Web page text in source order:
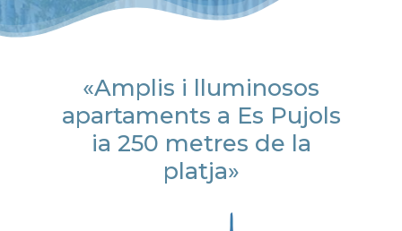
«Amplis i lluminosos
apartaments a Es Pujols
ia 250 metres de la
platja»